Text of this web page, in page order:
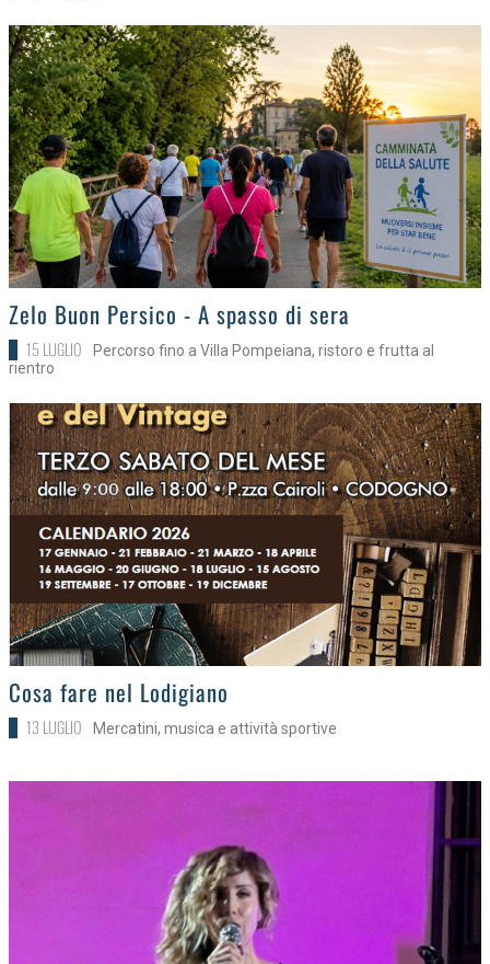
>
Zelo Buon Persico - A spasso di sera
15 LUGLIO
Percorso fino a Villa Pompeiana, ristoro e frutta al
rientro
>
Cosa fare nel Lodigiano
13 LUGLIO Mercatini, musica e attività sportive